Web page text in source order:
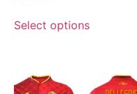
Select options